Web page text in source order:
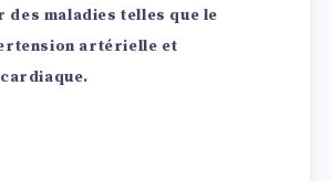
des maladies telles que le
artérielle et